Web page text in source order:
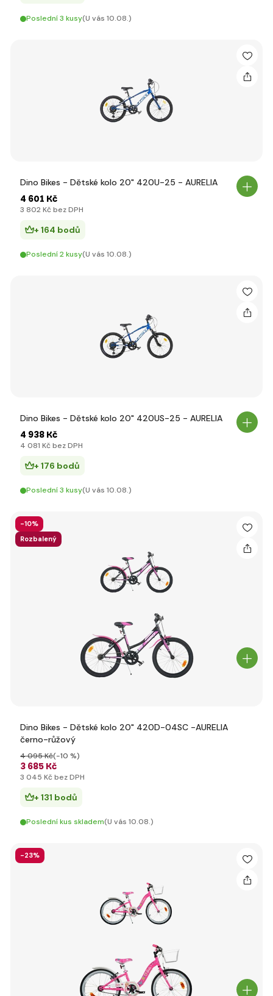
Poslední 3 kusy(U vás 10.08.)
Dino Bikes - Dětské kolo 20" 420U-25 - AURELIA
4 601 Kč
3 802 Kč bez DPH
+ 164 bodů
Poslední 2 kusy(U vás 10.08.)
Dino Bikes - Dětské kolo 20" 420US-25 - AURELIA
4 938 Kč
4 081 Kč bez DPH
+ 176 bodů
Poslední 3 kusy(U vás 10.08.)
-10%
Rozbalený
Dino Bikes - Dětské kolo 20" 420D-04SC -AURELIA
černo-růžový
3 685 Kč
4 095 Kč(-10 %)
3 045 Kč bez DPH
+ 131 bodů
Poslední kus skladem(U vás 10.08.)
-23%